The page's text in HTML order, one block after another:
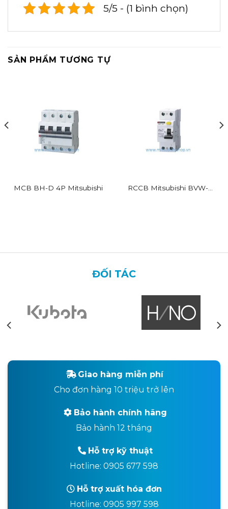
5/5 - (1 bình chọn)
SẢN PHẨM TƯƠNG TỰ
MCB BH-D 4P Mitsubishi
RCCB Mitsubishi BVW-T
ĐỐI TÁC
Giao hàng miễn phí
Cho đơn hàng 10 triệu trở lên
Bảo hành chính hãng
Bảo hành 12 tháng
Hỗ trợ kỹ thuật
Hotline: 0905 677 598
Hỗ trợ xuất hóa đơn
Hotline: 0905 997 598